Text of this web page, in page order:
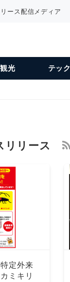
ース配信メディア
光 テック
リリース
定外来
ミキリ